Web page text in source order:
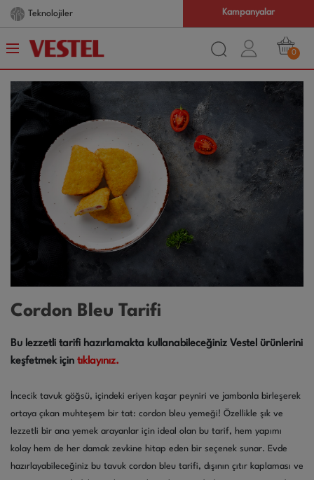
Teknolojiler Kampanyalar
0
Cordon Bleu Tarifi
Bu lezzetli tarifi hazırlamakta kullanabileceğiniz Vestel ürünlerini
keşfetmek için tıklayınız.
İncecik tavuk göğsü, içindeki eriyen kaşar peyniri ve jambonla birleşerek
ortaya çıkan muhteşem bir tat: cordon bleu yemeği! Özellikle şık ve
lezzetli bir ana yemek arayanlar için ideal olan bu tarif, hem yapımı
kolay hem de her damak zevkine hitap eden bir seçenek sunar. Evde
hazırlayabileceğiniz bu tavuk cordon bleu tarifi, dışının çıtır kaplaması ve